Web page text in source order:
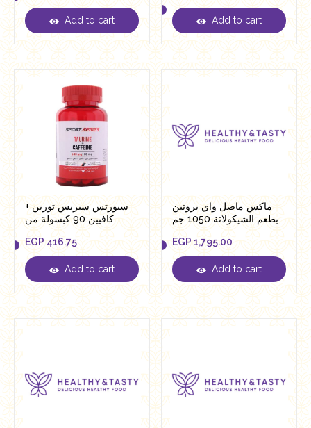
EGP 242.50Add to cart Add to cart
سبورتس سيريس تورين +
كافيين 90 كبسولة من
بيلدنج بلوكس
EGP 416.75
EGP 416.75
Add to cart
ماكس ماصل واي بروتين
بطعم الشيكولاتة 1050 جم
EGP 1,795.00
EGP 1,795.00
Add to cart